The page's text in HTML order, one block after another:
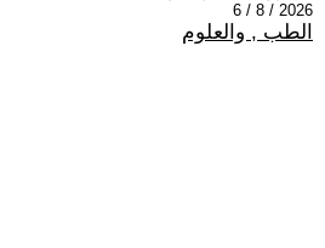
2026 / 8 / 6
الطب , والعلوم